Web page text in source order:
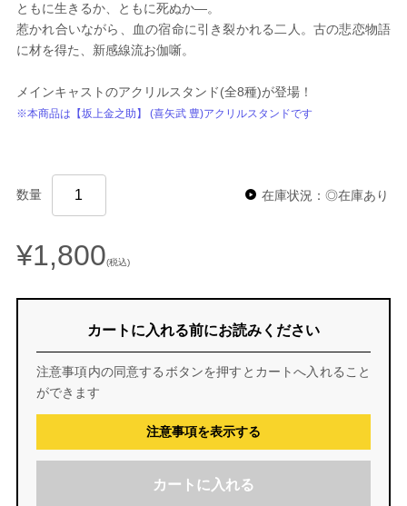
ともに生きるか、ともに死ぬか―。
惹かれ合いながら、血の宿命に引き裂かれる二人。古の悲恋物語
に材を得た、新感線流お伽噺。
メインキャストのアクリルスタンド(全8種)が登場！
※本商品は【坂上金之助】 (喜矢武 豊)アクリルスタンドです
数量 在庫状況：◎在庫あり
¥1,800(税込)
カートに入れる前にお読みください
注意事項内の同意するボタンを押すとカートへ入れること
ができます
注意事項を表示する
カートに入れる